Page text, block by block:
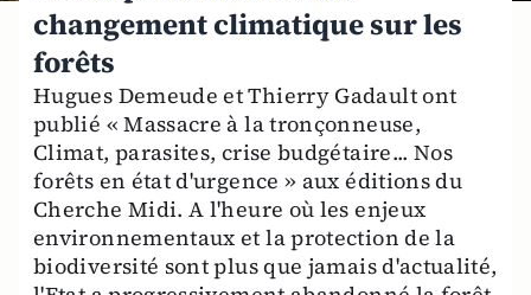
changement climatique sur les
forêts
Hugues Demeude et Thierry Gadault ont
publié « Massacre à la tronçonneuse,
Climat, parasites, crise budgétaire... Nos
forêts en état d'urgence » aux éditions du
Cherche Midi. A l'heure où les enjeux
environnementaux et la protection de la
biodiversité sont plus que jamais d'actualité,